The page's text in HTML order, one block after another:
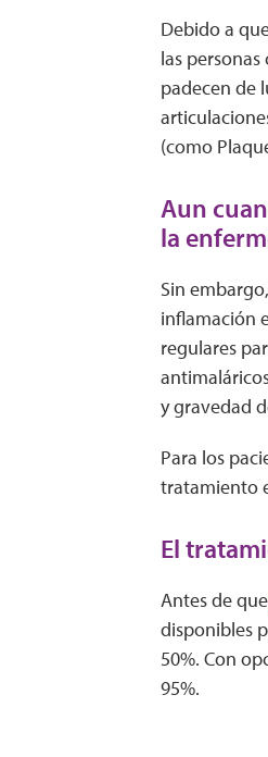
Debido a
las
padecen de
(como
Aun
la
Sin
inflamación
regulares
y gravedad
Para los
tratamiento
El
Antes de que
disponibles
50%. Con
95%.